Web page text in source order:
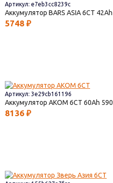
Артикул: e7eb3cc8239c
Аккумулятор BARS ASIA 6CT 42
5748 ₽
Артикул: 3e29cb161196
Аккумулятор AКОМ 6СТ 60 590
8136 ₽